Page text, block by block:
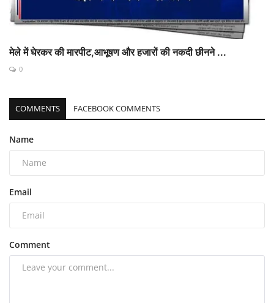
मेले में घेरकर की मारपीट,आभूषण और हजारों की नकदी छीनने ...
0
COMMENTS FACEBOOK COMMENTS
Name
Email
Comment